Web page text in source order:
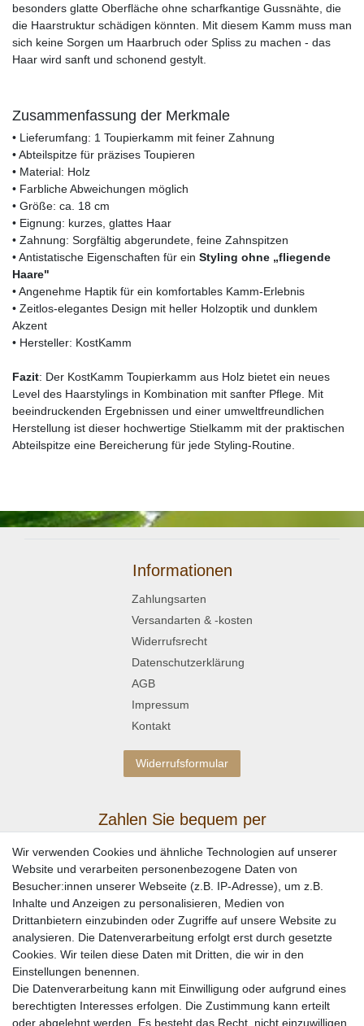
besonders glatte Oberfläche ohne scharfkantige Gussnähte, die
die Haarstruktur schädigen könnten. Mit diesem Kamm muss man
sich keine Sorgen um Haarbruch oder Spliss zu machen - das
Haar wird sanft und schonend gestylt.
Zusammenfassung der Merkmale
• Lieferumfang: 1 Toupierkamm mit feiner Zahnung
• Abteilspitze für präzises Toupieren
• Material: Holz
• Farbliche Abweichungen möglich
• Größe: ca. 18 cm
• Eignung: kurzes, glattes Haar
• Zahnung: Sorgfältig abgerundete, feine Zahnspitzen
• Antistatische Eigenschaften für ein Styling ohne „fliegende
Haare"
• Angenehme Haptik für ein komfortables Kamm-Erlebnis
• Zeitlos-elegantes Design mit heller Holzoptik und dunklem
Akzent
• Hersteller: KostKamm
Fazit: Der KostKamm Toupierkamm aus Holz bietet ein neues
Level des Haarstylings in Kombination mit sanfter Pflege. Mit
beeindruckenden Ergebnissen und einer umweltfreundlichen
Herstellung ist dieser hochwertige Stielkamm mit der praktischen
Abteilspitze eine Bereicherung für jede Styling-Routine.
Informationen
Zahlungsarten
Versandarten & -kosten
Widerrufsrecht
Datenschutzerklärung
AGB
Impressum
Kontakt
Widerrufsformular
Zahlen Sie bequem per
Wir versenden mit
Wir verwenden Cookies und ähnliche Technologien auf unserer
Website und verarbeiten personenbezogene Daten von
Besucher:innen unserer Webseite (z.B. IP-Adresse), um z.B.
Inhalte und Anzeigen zu personalisieren, Medien von
Drittanbietern einzubinden oder Zugriffe auf unsere Website zu
analysieren. Die Datenverarbeitung erfolgt erst durch gesetzte
Cookies. Wir teilen diese Daten mit Dritten, die wir in den
Einstellungen benennen.
Die Datenverarbeitung kann mit Einwilligung oder aufgrund eines
berechtigten Interesses erfolgen. Die Zustimmung kann erteilt
oder abgelehnt werden. Es besteht das Recht, nicht einzuwilligen